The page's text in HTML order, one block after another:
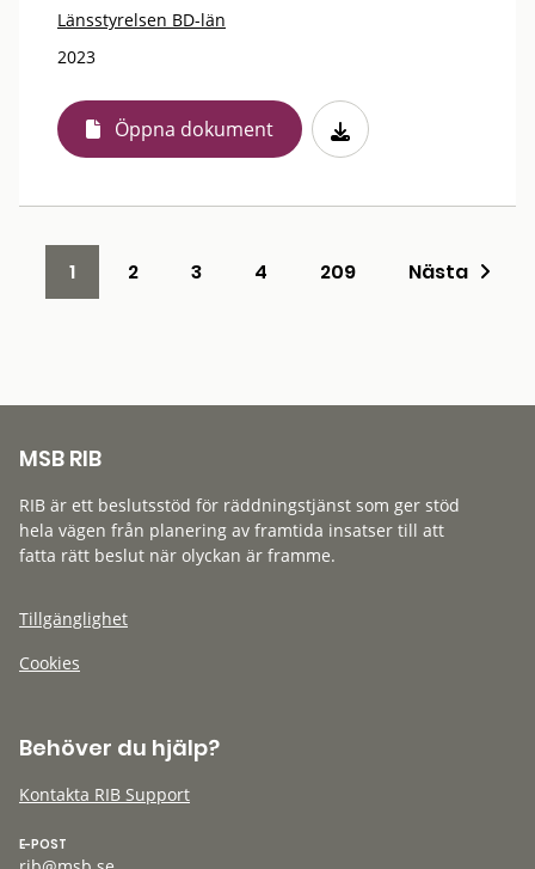
Länsstyrelsen BD-län
2023
Öppna dokument
1 2 3 4 209 Nästa
MSB RIB
RIB är ett beslutsstöd för räddningstjänst som ger stöd
hela vägen från planering av framtida insatser till att
fatta rätt beslut när olyckan är framme.
Tillgänglighet
Cookies
Behöver du hjälp?
Kontakta RIB Support
E-POST